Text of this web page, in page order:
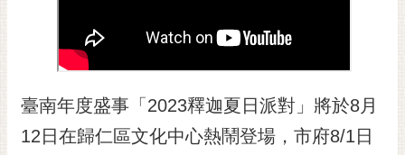
導
覽
臺南年度盛事「2023釋迦夏日派對」將於8月
12日在歸仁區文化中心熱鬧登場，市府8/1日